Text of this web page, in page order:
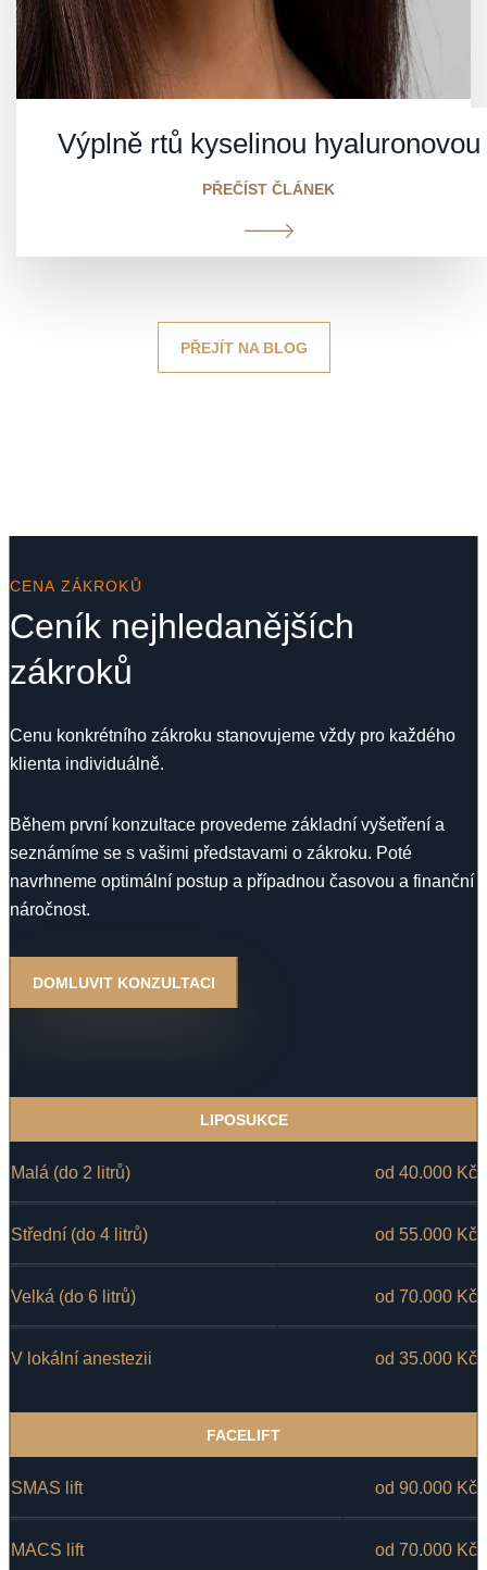
Výplně rtů kyselinou hyaluronovou
PŘEČÍST ČLÁNEK
PŘEJÍT NA BLOG
CENA ZÁKROKŮ
Ceník nejhledanějších
zákroků
Cenu konkrétního zákroku stanovujeme vždy pro každého
klienta individuálně.
Během první konzultace provedeme základní vyšetření a
seznámíme se s vašimi představami o zákroku. Poté
navrhneme optimální postup a případnou časovou a finanční
náročnost.
DOMLUVIT KONZULTACI
LIPOSUKCE
Malá (do 2 litrů) od 40.000 Kč
Střední (do 4 litrů) od 55.000 Kč
Velká (do 6 litrů) od 70.000 Kč
V lokální anestezii od 35.000 Kč
FACELIFT
SMAS lift od 90.000 Kč
MACS lift od 70.000 Kč